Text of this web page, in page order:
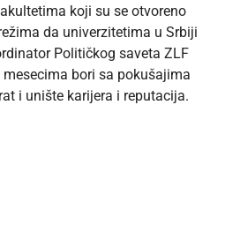
koji su se otvoreno
da univerzitetima u Srbiji
Političkog saveta ZLF
bori sa pokušajima
i unište karijera i reputacija.